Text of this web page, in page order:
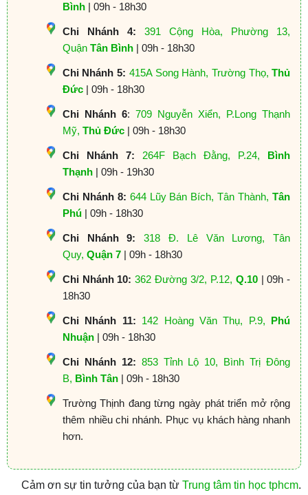
Bình| 09h - 18h30
Chi Nhánh 4:
391 Cộng Hòa, Phường 13,
Quận Tân Bình| 09h - 18h30
Chi Nhánh 5: 415A Song Hành, Trường Thọ,Thủ
Đức| 09h - 18h30
Chi Nhánh 6: 709 Nguyễn Xiển, P.Long Thạnh
Mỹ, Thủ Đức| 09h - 18h30
Chi Nhánh 7: 264F Bạch Đằng, P.24, Bình
Thạnh| 09h - 19h30
Chi Nhánh 8: 644 Lũy Bán Bích, Tân Thành,Tân
Phú| 09h - 18h30
Chi Nhánh 9:
318 Đ. Lê Văn Lương, Tân
Quy, Quận 7| 09h - 18h30
Chi Nhánh 10: 362 Đường 3/2, P.12, Q.10| 09h -
18h30
Chi Nhánh 11: 142 Hoàng Văn Thụ, P.9, Phú
Nhuận| 09h - 18h30
Chi Nhánh 12: 853 Tỉnh Lộ 10, Bình Trị Đông
B, Bình Tân| 09h - 18h30
Trường Thịnh đang từng ngày phát triển mở rộng
thêm nhiều chi nhánh. Phục vụ khách hàng nhanh
hơn.
Cảm ơn sự tin tưởng của bạn từTrung tâm tin học tphcm.